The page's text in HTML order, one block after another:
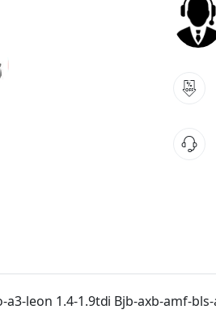


leon 1.4-1.9tdi Bjb-axb-amf-bls-